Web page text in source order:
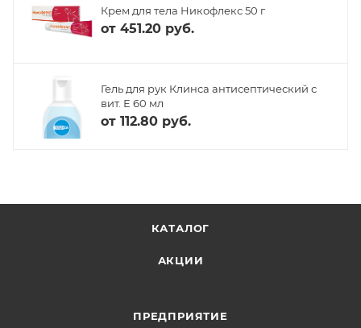
Крем для тела Никофлекс 50 г
от 451.20 руб.
Гель для рук Клинса антисептический с
вит. Е 60 мл
от 112.80 руб.
КАТАЛОГ
АКЦИИ
ПРЕДПРИЯТИЕ